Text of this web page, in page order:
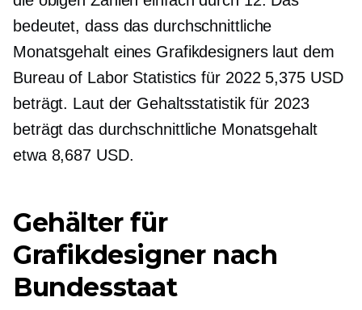
bedeutet, dass das durchschnittliche
Monatsgehalt eines Grafikdesigners laut dem
Bureau of Labor Statistics für 2022 5,375 USD
beträgt. Laut der Gehaltsstatistik für 2023
beträgt das durchschnittliche Monatsgehalt
etwa 8,687 USD.
Gehälter für
Grafikdesigner nach
Bundesstaat